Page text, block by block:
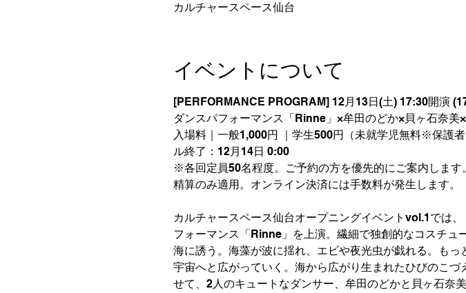
カルチャースペース仙台
イベントについて
[PERFORMANCE PROGRAM] 12月13日(土) 17:30開演
ダンスパフォーマンス「Rinne」×牟田のどか×貝ヶ石奈美
入場料｜一般1,000円 ｜学生500円（未就学児無料※保護
ル終了：12月14日 0:00
※各回定員50名程度。ご予約の方を優先的にご案内しま
精算のみ適用。オンライン決済には手数料が発生します。
カルチャースペース仙台オープニングイベントvol.1では
フォーマンス「Rinne」を上演。繊細で独創的なコスチ
海に誘う。海藻が波に揺れ、エビや夜光虫が戯れる。も
宇宙へと広がっていく。海から広がり生まれたひびのこ
せて、2人のキュートなダンサー、牟田のどかと貝ヶ石奈美